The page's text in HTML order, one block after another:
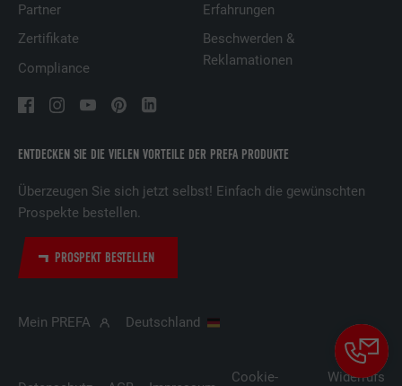
ENTDECKEN SIE DIE VIELEN VORTEILE DER PREFA PRODUKTE
Überzeugen Sie sich jetzt selbst! Einfach die gewünschten
Prospekte bestellen.
PROSPEKT BESTELLEN
Partner
Zertifikate
Compliance
Erfahrungen
Beschwerden &
Reklamationen
Mein PREFA Deutschland
Cookie-